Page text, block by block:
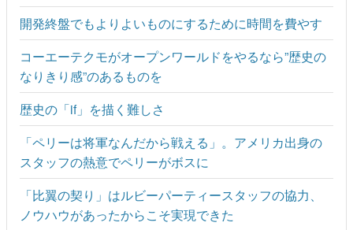
開発終盤でもよりよいものにするために時間を費やす
コーエーテクモがオープンワールドをやるなら”歴史の
なりきり感”のあるものを
歴史の「if」を描く難しさ
「ペリーは将軍なんだから戦える」。アメリカ出身の
スタッフの熱意でペリーがボスに
「比翼の契り」はルビーパーティースタッフの協力、
ノウハウがあったからこそ実現できた